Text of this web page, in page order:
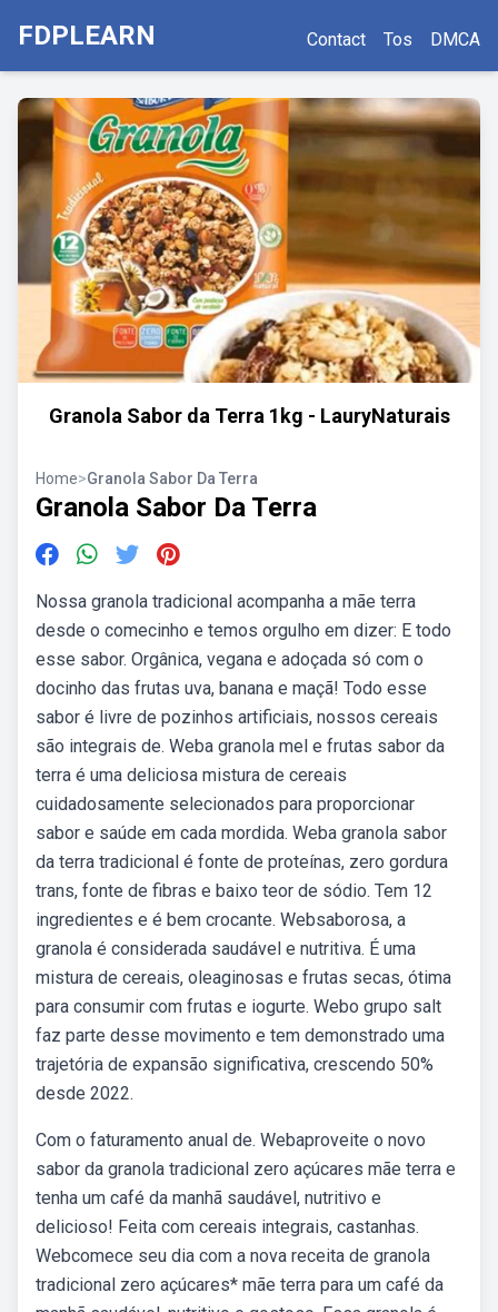
FDPLEARN Contact Tos DMCA
Granola Sabor da Terra 1kg - LauryNaturais
Home>Granola Sabor Da Terra
Granola Sabor Da Terra
Nossa granola tradicional acompanha a mãe terra
desde o comecinho e temos orgulho em dizer: E todo
esse sabor. Orgânica, vegana e adoçada só com o
docinho das frutas uva, banana e maçã! Todo esse
sabor é livre de pozinhos artificiais, nossos cereais
são integrais de. Weba granola mel e frutas sabor da
terra é uma deliciosa mistura de cereais
cuidadosamente selecionados para proporcionar
sabor e saúde em cada mordida. Weba granola sabor
da terra tradicional é fonte de proteínas, zero gordura
trans, fonte de fibras e baixo teor de sódio. Tem 12
ingredientes e é bem crocante. Websaborosa, a
granola é considerada saudável e nutritiva. É uma
mistura de cereais, oleaginosas e frutas secas, ótima
para consumir com frutas e iogurte. Webo grupo salt
faz parte desse movimento e tem demonstrado uma
trajetória de expansão significativa, crescendo 50%
desde 2022.
Com o faturamento anual de. Webaproveite o novo
sabor da granola tradicional zero açúcares mãe terra e
tenha um café da manhã saudável, nutritivo e
delicioso! Feita com cereais integrais, castanhas.
Webcomece seu dia com a nova receita de granola
tradicional zero açúcares* mãe terra para um café da